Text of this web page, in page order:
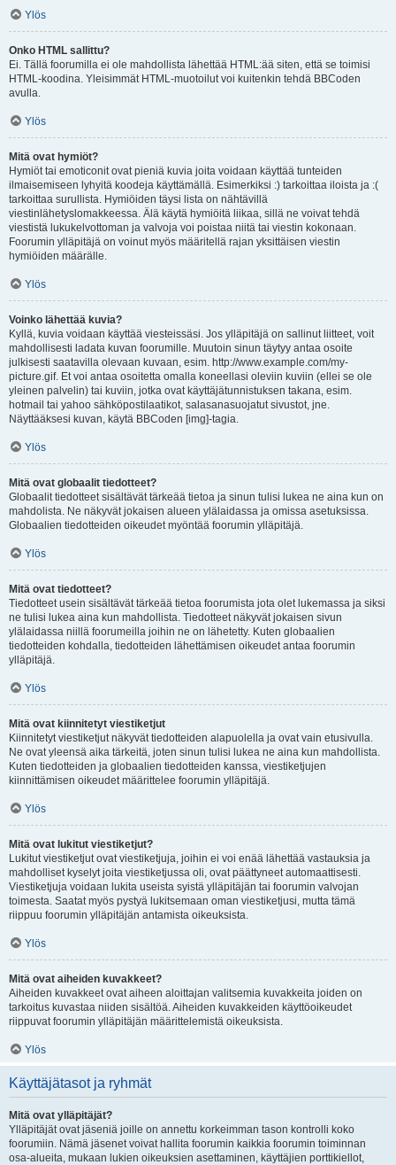
Ylös
Onko HTML sallittu?
Ei. Tällä foorumilla ei ole mahdollista lähettää HTML:ää siten, että se toimisi
HTML-koodina. Yleisimmät HTML-muotoilut voi kuitenkin tehdä BBCoden
avulla.
Ylös
Mitä ovat hymiöt?
Hymiöt tai emoticonit ovat pieniä kuvia joita voidaan käyttää tunteiden
ilmaisemiseen lyhyitä koodeja käyttämällä. Esimerkiksi :) tarkoittaa iloista ja :(
tarkoittaa surullista. Hymiöiden täysi lista on nähtävillä
viestinlähetyslomakkeessa. Älä käytä hymiöitä liikaa, sillä ne voivat tehdä
viestistä lukukelvottoman ja valvoja voi poistaa niitä tai viestin kokonaan.
Foorumin ylläpitäjä on voinut myös määritellä rajan yksittäisen viestin
hymiöiden määrälle.
Ylös
Voinko lähettää kuvia?
Kyllä, kuvia voidaan käyttää viesteissäsi. Jos ylläpitäjä on sallinut liitteet, voit
mahdollisesti ladata kuvan foorumille. Muutoin sinun täytyy antaa osoite
julkisesti saatavilla olevaan kuvaan, esim. http://www.example.com/my-
picture.gif. Et voi antaa osoitetta omalla koneellasi oleviin kuviin (ellei se ole
yleinen palvelin) tai kuviin, jotka ovat käyttäjätunnistuksen takana, esim.
hotmail tai yahoo sähköpostilaatikot, salasanasuojatut sivustot, jne.
Näyttääksesi kuvan, käytä BBCoden [img]-tagia.
Ylös
Mitä ovat globaalit tiedotteet?
Globaalit tiedotteet sisältävät tärkeää tietoa ja sinun tulisi lukea ne aina kun on
mahdolista. Ne näkyvät jokaisen alueen ylälaidassa ja omissa asetuksissa.
Globaalien tiedotteiden oikeudet myöntää foorumin ylläpitäjä.
Ylös
Mitä ovat tiedotteet?
Tiedotteet usein sisältävät tärkeää tietoa foorumista jota olet lukemassa ja siksi
ne tulisi lukea aina kun mahdollista. Tiedotteet näkyvät jokaisen sivun
ylälaidassa niillä foorumeilla joihin ne on lähetetty. Kuten globaalien
tiedotteiden kohdalla, tiedotteiden lähettämisen oikeudet antaa foorumin
ylläpitäjä.
Ylös
Mitä ovat kiinnitetyt viestiketjut
Kiinnitetyt viestiketjut näkyvät tiedotteiden alapuolella ja ovat vain etusivulla.
Ne ovat yleensä aika tärkeitä, joten sinun tulisi lukea ne aina kun mahdollista.
Kuten tiedotteiden ja globaalien tiedotteiden kanssa, viestiketjujen
kiinnittämisen oikeudet määrittelee foorumin ylläpitäjä.
Ylös
Mitä ovat lukitut viestiketjut?
Lukitut viestiketjut ovat viestiketjuja, joihin ei voi enää lähettää vastauksia ja
mahdolliset kyselyt joita viestiketjussa oli, ovat päättyneet automaattisesti.
Viestiketjuja voidaan lukita useista syistä ylläpitäjän tai foorumin valvojan
toimesta. Saatat myös pystyä lukitsemaan oman viestiketjusi, mutta tämä
riippuu foorumin ylläpitäjän antamista oikeuksista.
Ylös
Mitä ovat aiheiden kuvakkeet?
Aiheiden kuvakkeet ovat aiheen aloittajan valitsemia kuvakkeita joiden on
tarkoitus kuvastaa niiden sisältöä. Aiheiden kuvakkeiden käyttöoikeudet
riippuvat foorumin ylläpitäjän määrittelemistä oikeuksista.
Ylös
Käyttäjätasot ja ryhmät
Mitä ovat ylläpitäjät?
Ylläpitäjät ovat jäseniä joille on annettu korkeimman tason kontrolli koko
foorumiin. Nämä jäsenet voivat hallita foorumin kaikkia foorumin toiminnan
osa-alueita, mukaan lukien oikeuksien asettaminen, käyttäjien porttikiellot,